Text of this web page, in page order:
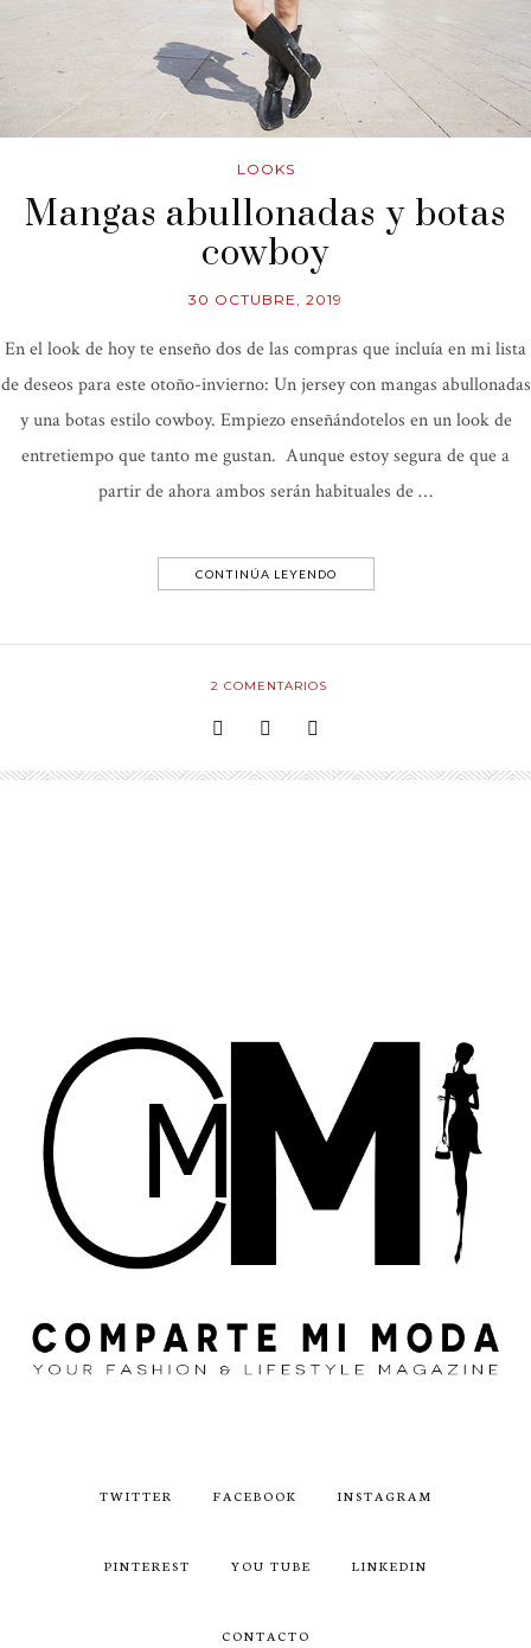
LOOKS
Mangas abullonadas y botas
cowboy
30 OCTUBRE, 2019
En el look de hoy te enseño dos de las compras que incluía en mi lista
de deseos para este otoño-invierno: Un jersey con mangas abullonadas
y una botas estilo cowboy. Empiezo enseñándotelos en un look de
entretiempo que tanto me gustan. Aunque estoy segura de que a
partir de ahora ambos serán habituales de …
CONTINÚA LEYENDO
2 COMENTARIOS
TWITTER FACEBOOK INSTAGRAM
PINTEREST YOU TUBE LINKEDIN
CONTACTO